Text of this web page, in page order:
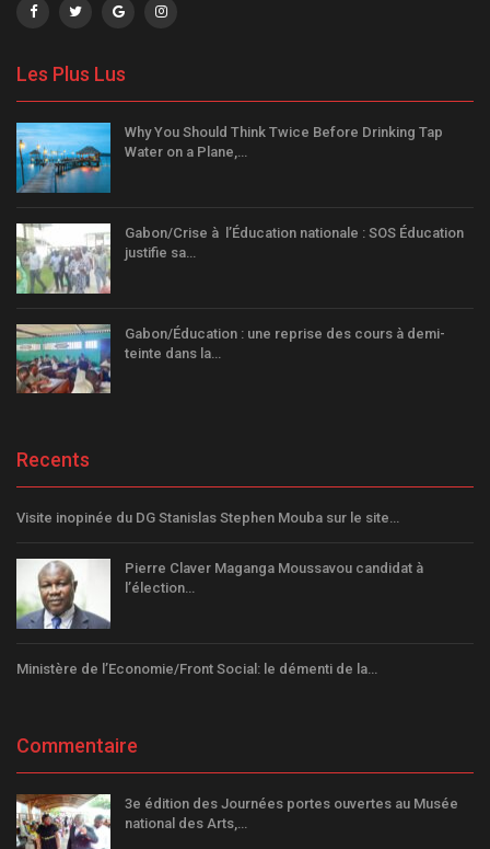
Les Plus Lus
Why You Should Think Twice Before Drinking Tap
Water on a Plane,…
Gabon/Crise à l’Éducation nationale : SOS Éducation
justifie sa…
Gabon/Éducation : une reprise des cours à demi-
teinte dans la…
Recents
Visite inopinée du DG Stanislas Stephen Mouba sur le site…
Pierre Claver Maganga Moussavou candidat à
l’élection…
Ministère de l’Economie/Front Social: le démenti de la…
Commentaire
3e édition des Journées portes ouvertes au Musée
national des Arts,…